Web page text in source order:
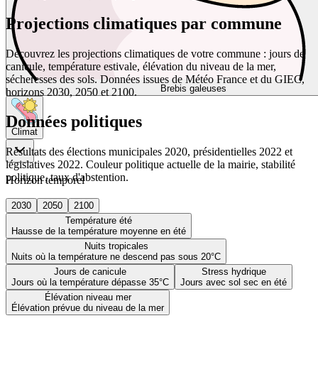
Brebis galeuses
Climat
Horizon temporel
2030 2050
2100
Température été
Hausse de la température moyenne en été
Nuits tropicales
Nuits où la température ne descend pas sous 20°C
Jours de canicule
Jours où la température dépasse 35°C
Stress hydrique
Jours avec sol sec en été
Élévation niveau mer
Élévation prévue du niveau de la mer
Projections climatiques par commune
Découvrez les projections climatiques de votre commune : jours de
canicule, température estivale, élévation du niveau de la mer,
sécheresses des sols. Données issues de Météo France et du GIEC,
horizons 2030, 2050 et 2100.
Données politiques
Résultats des élections municipales 2020, présidentielles 2022 et
législatives 2022. Couleur politique actuelle de la mairie, stabilité
politique, taux d'abstention.